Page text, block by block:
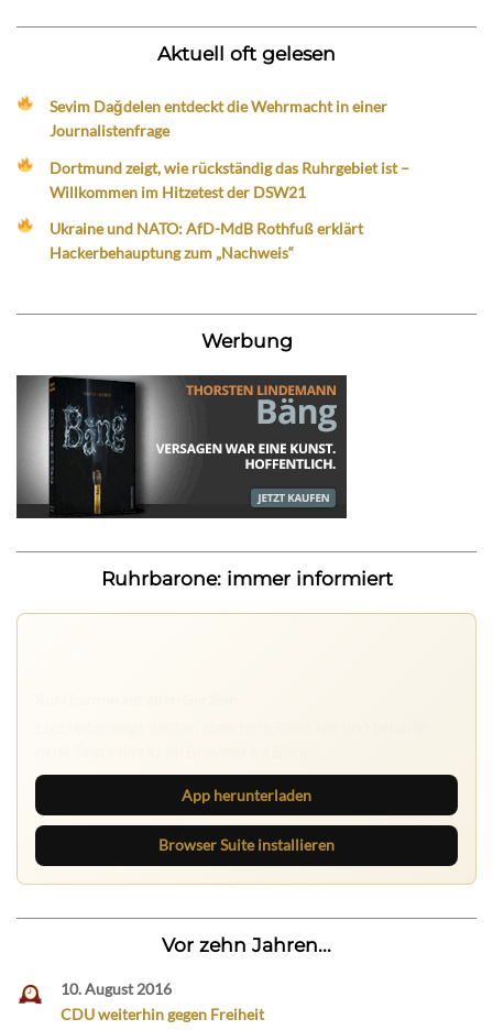
Aktuell oft gelesen
Sevim Dağdelen entdeckt die Wehrmacht in einer
Journalistenfrage
Dortmund zeigt, wie rückständig das Ruhrgebiet ist –
Willkommen im Hitzetest der DSW21
Ukraine und NATO: AfD-MdB Rothfuß erklärt
Hackerbehauptung zum „Nachweis“
Werbung
Ruhrbarone: immer informiert
App herunterladen
Browser Suite installieren
Vor zehn Jahren...
10. August 2016
CDU weiterhin gegen Freiheit